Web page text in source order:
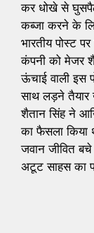
कर धोखे से
कब्जा करने के
भारतीय पोस्ट
कंपनी को मेजर
ऊंचाई वाली इस
साथ लड़ने तैयार
शैतान सिंह ने
का फैसला किया
जवान जीवित
अटूट साहस का